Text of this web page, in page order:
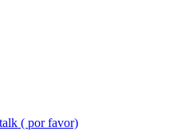
( por favor)